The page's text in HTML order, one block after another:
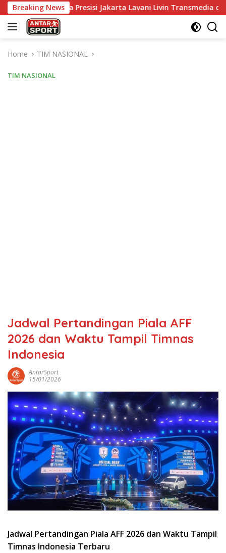
Skip
to
content
Breaking News
Presisi Jakarta Lavani Livin Transmedia di Grand
Home TIM NASIONAL
TIM NASIONAL
Jadwal Pertandingan Piala AFF
2026 dan Waktu Tampil Timnas
Indonesia
AntarSport
15/01/2026
Jadwal Pertandingan Piala AFF 2026 dan Waktu Tampil
Timnas Indonesia Terbaru